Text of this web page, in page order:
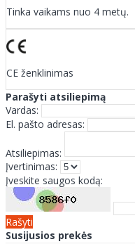
Tinka vaikams nuo 4 metų.
CE ženklinimas
Parašyti atsiliepimą
Vardas:
El. pašto adresas:
Atsiliepimas:
Įvertinimas:
Įveskite saugos kodą:
Rašyti
Susijusios prekės